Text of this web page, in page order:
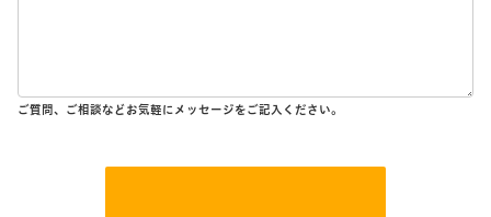
ご質問、ご相談などお気軽にメッセージをご記入ください。